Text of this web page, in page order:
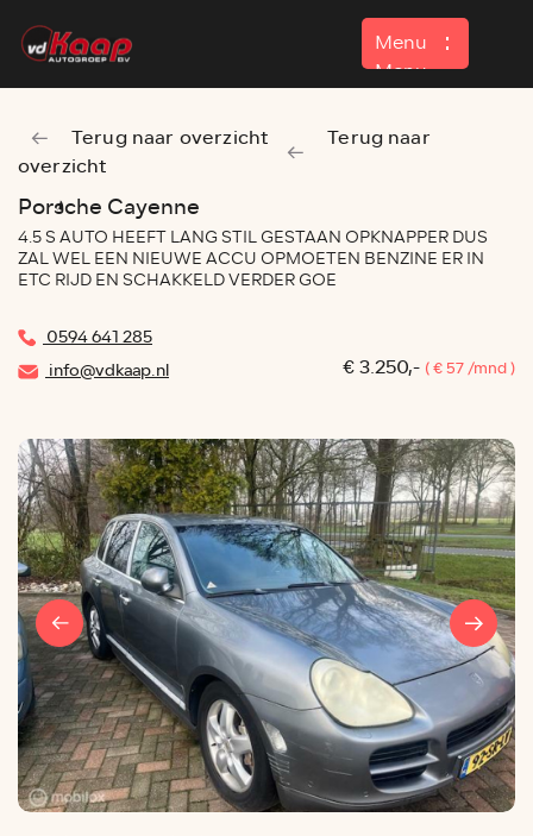
Menu
Menu
Home
Aanbod
Contact
Terug naar overzicht
Terug naar
overzicht
Porsche Cayenne
4.5 S AUTO HEEFT LANG STIL GESTAAN OPKNAPPER DUS
ZAL WEL EEN NIEUWE ACCU OPMOETEN BENZINE ER IN
ETC RIJD EN SCHAKKELD VERDER GOE
0594 641 285
info@vdkaap.nl
€ 3.250,- ( € 57 /mnd )